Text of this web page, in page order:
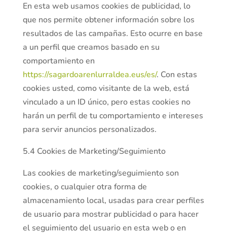
En esta web usamos cookies de publicidad, lo
que nos permite obtener información sobre los
resultados de las campañas. Esto ocurre en base
a un perfil que creamos basado en su
comportamiento en
https://sagardoarenlurraldea.eus/es/. Con estas
cookies usted, como visitante de la web, está
vinculado a un ID único, pero estas cookies no
harán un perfil de tu comportamiento e intereses
para servir anuncios personalizados.
5.4 Cookies de Marketing/Seguimiento
Las cookies de marketing/seguimiento son
cookies, o cualquier otra forma de
almacenamiento local, usadas para crear perfiles
de usuario para mostrar publicidad o para hacer
el seguimiento del usuario en esta web o en